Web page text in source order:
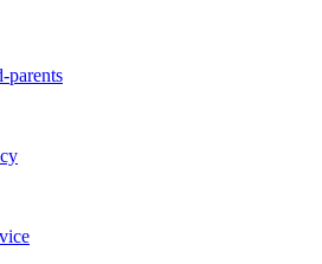
parents